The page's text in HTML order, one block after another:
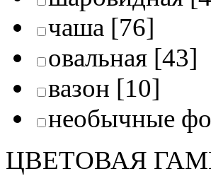
чаша [76]
овальная [43]
вазон [10]
необычные
ЦВЕТОВАЯ